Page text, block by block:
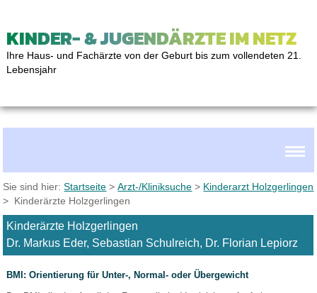
KINDER- & JUGENDÄRZTE IM NETZ
Ihre Haus- und Fachärzte von der Geburt bis zum vollendeten 21.
Lebensjahr
Sie sind hier:Startseite >Arzt-/Kliniksuche > Kinderarzt Holzgerlingen
> Kinderärzte Holzgerlingen
Kinderärzte Holzgerlingen
Dr. Markus Eder, Sebastian Schulreich, Dr. Florian Lepiorz
BMI: Orientierung für Unter-, Normal- oder Übergewicht